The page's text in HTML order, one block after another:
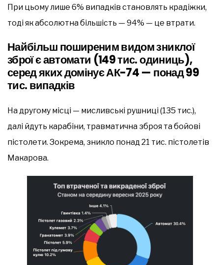
При цьому лише 6% випадків становлять крадіжки,
тоді як абсолютна більшість — 94% — це втрати.
Найбільш поширеним видом зниклої
зброї є автомати (149 тис. одиниць),
серед яких домінує АК-74 — понад 99
тис. випадків
На другому місці — мисливські рушниці (135 тис.),
далі йдуть карабіни, травматична зброя та бойові
пістолети. Зокрема, зникло понад 21 тис. пістолетів
Макарова.